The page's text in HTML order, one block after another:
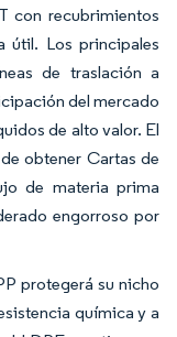
con recubrimientos
útil. Los principales
de traslación a
del mercado
de alto valor. El
obtener Cartas de
de materia prima
engorroso por
protegerá su nicho
química y a